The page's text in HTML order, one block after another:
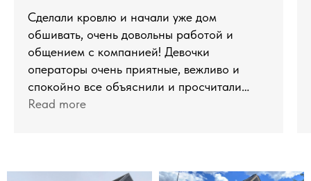
Сделали кровлю и начали уже дом
обшивать, очень довольны работой и
общением с компанией! Девочки
операторы очень приятные, вежливо и
спокойно все объяснили и просчитали
квадратуру один в один, мы были приятно
все подробно посмотрел. Ой, и
Read more